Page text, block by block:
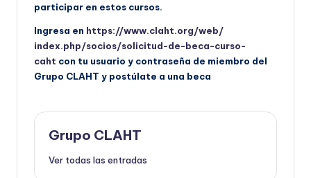
participar en estos cursos.
Ingresa en https://www.claht.org/web/
index.php/socios/solicitud-de-beca-curso-
caht con tu usuario y contraseña de miembro del
Grupo CLAHT y postúlate a una beca
Grupo CLAHT
Ver todas las entradas